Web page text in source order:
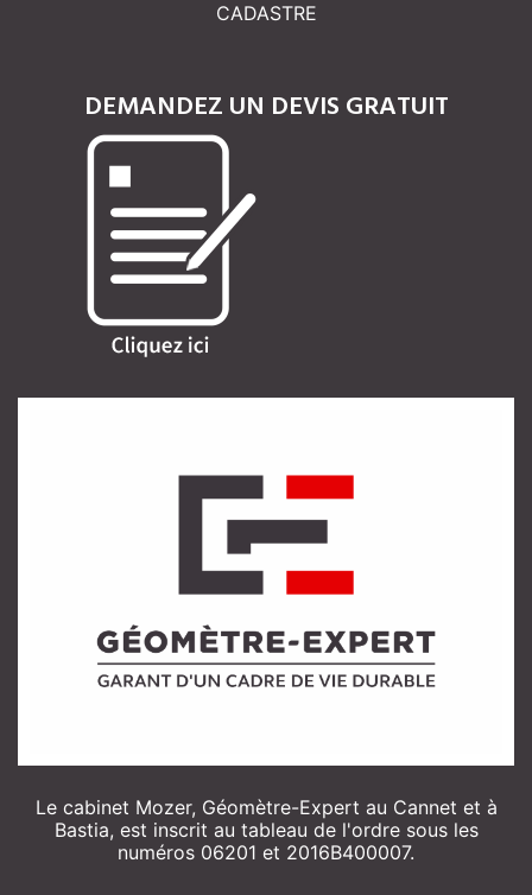
CADASTRE
DEMANDEZ UN DEVIS GRATUIT
Le cabinet Mozer, Géomètre-Expert au Cannet et à
Bastia, est inscrit au tableau de l'ordre sous les
numéros 06201 et 2016B400007.